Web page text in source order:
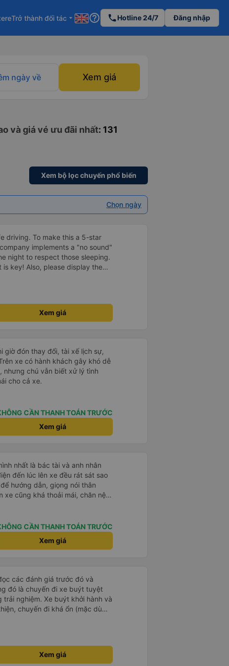
Trở thành đối tác arrow_drop_down help_outline phoneHotline 24/7 Đăng nhập
ngày về Xem giá
và giá vé ưu đãi nhất: 131
Xem bộ lọc chuyến phổ biến
Chọn ngày
driving. To make this a 5-star
implements a "no sound"
night to respect those sleeping.
is key! Also, please display the
the cabin for convenience. I
quy định rõ ràng về việc giữ im
vào ban đêm để tránh làm
xe trong tương lai!
Xem giá
giờ đón thay đổi, tài xế lịch sự,
xe có hành khách gây khó dễ
nhưng chú vẫn biết xử lý tình
cho cả xe.
CẦN THANH TOÁN TRƯỚC
Xem giá
nhất là bác tài và anh nhân
hướng dẫn, giọng nói thân
của mình hầu hết là các cô bác
mình ban đầu dự kiến là Ngã 3
nhưng các anh hướng dẫn
ma nào dám chở đâu ( vì đây là
đỡ
CẦN THANH TOÁN TRƯỚC
Xem giá
các đánh giá trước đó và
đó là chuyến đi xe buýt tuyệt
nghiệm. Xe buýt khởi hành và
chuyến đi khá ổn (mặc dù
trưng của Việt Nam ^^), và chỗ
Xem giá